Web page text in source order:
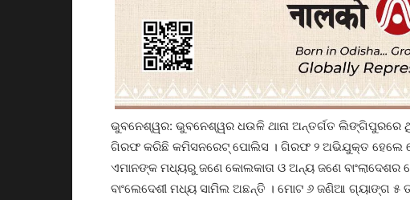
ଭୁବନେଶ୍ୱର: ଭୁବନେଶ୍ୱର ଧଉଳି ଥାନା ଅନ୍ତର୍ଗତ ଲିଙ୍ଗିପୁରରେ
ଗିରଫ କରିଛି କମିସନରେଟ୍ ପୋଲିସ । ଗିରଫ ୨ ଅଭିଯୁକ୍ତ ହେଲେ
ଏମାନଙ୍କ ମଧ୍ୟରୁ ଜଣେ କୋଲକାତା ଓ ଅନ୍ୟ ଜଣେ
ବାଂଲେଦେଶୀ ମଧ୍ୟ ସାମିଲ ଅଛନ୍ତି । ମୋଟ ୬ ଜଣିଆ ଗ୍ୟାଙ୍ଗ